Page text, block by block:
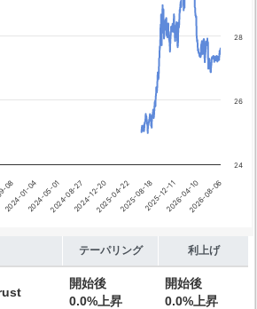
08
2024-01-042024-05-012024-08-272024-12-202025-04-222025-08-182025-12-112026-04-102026-08-06
24
26
28
テーパリング 利上げ
開始後
0.0%上昇
開始後
0.0%上昇